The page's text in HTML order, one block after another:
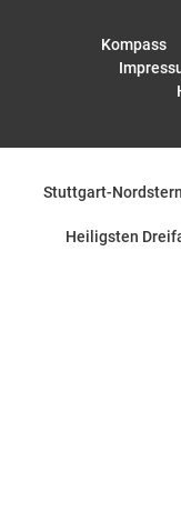
Kompass
Stuttgart-Nordstern
Heiligsten